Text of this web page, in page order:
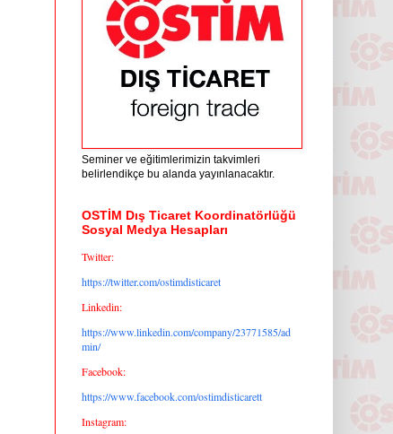
Seminer ve eğitimlerimizin takvimleri
belirlendikçe bu alanda yayınlanacaktır.
OSTİM Dış Ticaret Koordinatörlüğü
Sosyal Medya Hesapları
Twitter:
https://twitter.com/ostimdisticaret
Linkedin:
https://www.linkedin.com/company/23771585/ad
min/
Facebook:
https://www.facebook.com/ostimdisticarett
Instagram: